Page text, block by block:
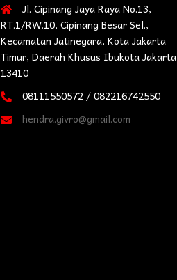
Jl. Cipinang Jaya Raya No.13,
RT.1/RW.10, Cipinang Besar Sel.,
Kecamatan Jatinegara, Kota Jakarta
Timur, Daerah Khusus Ibukota Jakarta
13410
08111550572 / 082216742550
hendra.givro@gmail.com